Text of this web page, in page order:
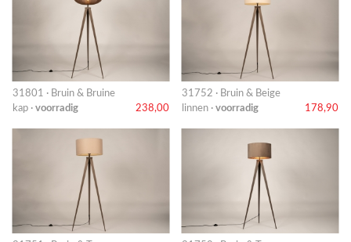
31801 · Bruin & Bruine
kap · voorradig 238,00
31752 · Bruin & Beige
linnen · voorradig 178,90